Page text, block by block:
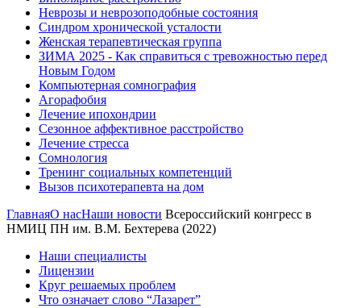
Неврозы и неврозоподобные состояния
Синдром хронической усталости
Женская терапевтическая группа
ЗИМА 2025 - Как справиться с тревожностью перед
Новым Годом
Компьютерная сомнография
Агорафобия
Лечение ипохондрии
Сезонное аффективное расстройство
Лечение стресса
Сомнология
Тренинг социальных компетенций
Вызов психотерапевта на дом
ГлавнаяО насНаши новости Всероссийский конгресс в
НМИЦ ПН им. В.М. Бехтерева (2022)
Наши специалисты
Лицензии
Круг решаемых проблем
Что означает слово “Лазарет”